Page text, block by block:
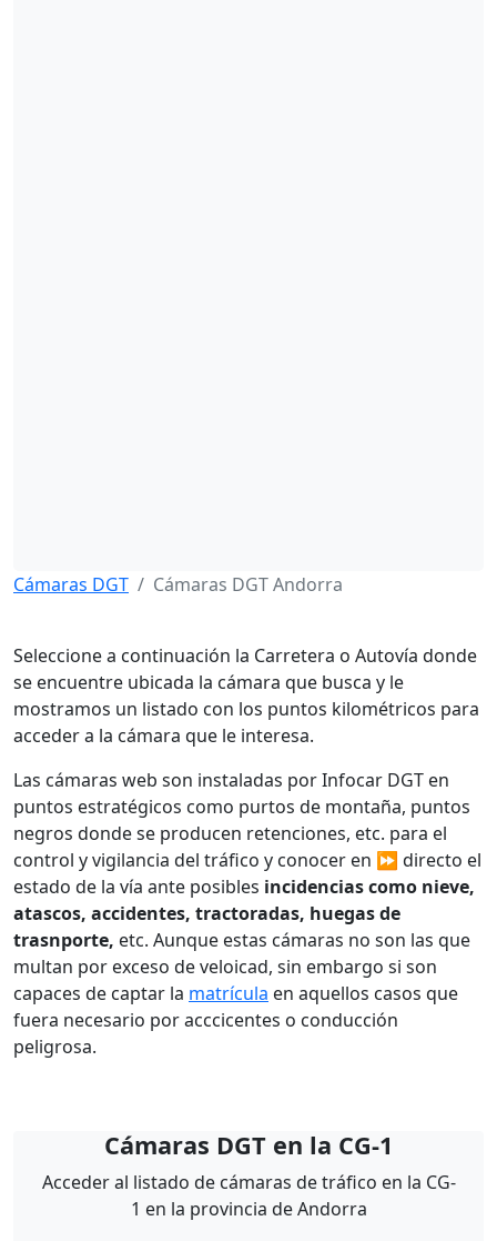
Cámaras DGT Cámaras DGT Andorra
Seleccione a continuación la Carretera o Autovía donde
se encuentre ubicada la cámara que busca y le
mostramos un listado con los puntos kilométricos para
acceder a la cámara que le interesa.
Las cámaras web son instaladas por Infocar DGT en
puntos estratégicos como purtos de montaña, puntos
negros donde se producen retenciones, etc. para el
control y vigilancia del tráfico y conocer en ⏩ directo el
estado de la vía ante posibles incidencias como nieve,
atascos, accidentes, tractoradas, huegas de
trasnporte, etc. Aunque estas cámaras no son las que
multan por exceso de veloicad, sin embargo si son
capaces de captar la matrícula en aquellos casos que
fuera necesario por acccicentes o conducción
peligrosa.
Cámaras DGT en la CG-1
Acceder al listado de cámaras de tráfico en la CG-
1 en la provincia de Andorra